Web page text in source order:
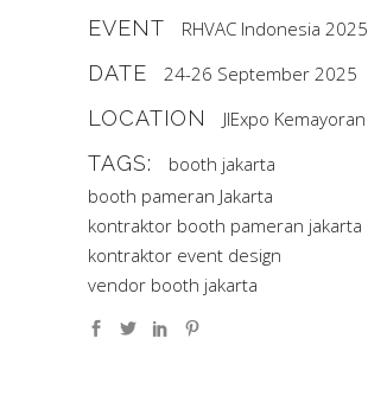
EVENT RHVAC Indonesia 2025
DATE 24-26 September 2025
LOCATION JIExpo Kemayoran
TAGS:
booth jakarta
booth pameran Jakarta
kontraktor booth pameran jakarta
kontraktor event design
vendor booth jakarta